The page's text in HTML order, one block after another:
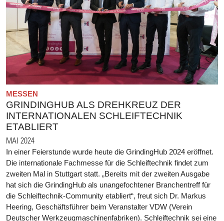
MESSEN
GRINDINGHUB ALS DREHKREUZ DER
INTERNATIONALEN SCHLEIFTECHNIK
ETABLIERT
MAI 2024
In einer Feierstunde wurde heute die GrindingHub 2024 eröffnet.
Die internationale Fachmesse für die Schleiftechnik findet zum
zweiten Mal in Stuttgart statt. „Bereits mit der zweiten Ausgabe
hat sich die GrindingHub als unangefochtener Branchentreff für
die Schleiftechnik-Community etabliert“, freut sich Dr. Markus
Heering, Geschäftsführer beim Veranstalter VDW (Verein
Deutscher Werkzeugmaschinenfabriken). Schleiftechnik sei eine